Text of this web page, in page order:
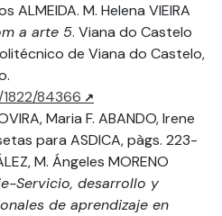
ALMEIDA. M. Helena VIEIRA
a arte 5. Viana do Castelo
de Viana do Castelo,
84366
Maria F. ABANDO, Irene
para ASDICA, pàgs. 223-
M. Ángeles MORENO
Servicio, desarrollo y
de aprendizaje en